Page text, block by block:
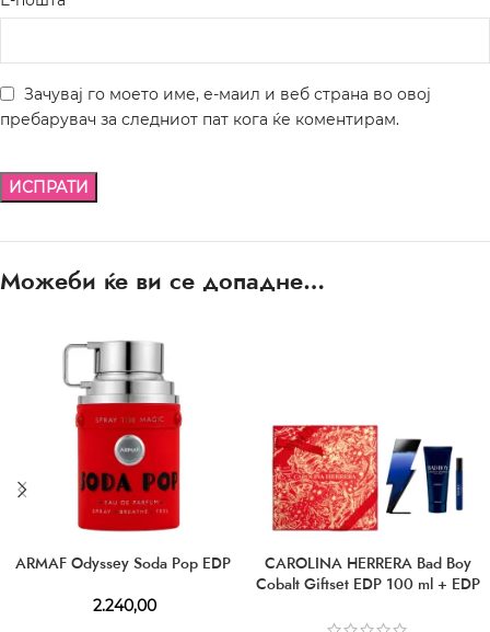
Зачувај го моето име, е-маил и веб страна во овој
пребарувач за следниот пат кога ќе коментирам.
Можеби ќе ви се допадне…
ARMAF Odyssey Soda Pop EDP
2.240,00
CAROLINA HERRERA Bad Boy
Cobalt Giftset EDP 100 ml + EDP